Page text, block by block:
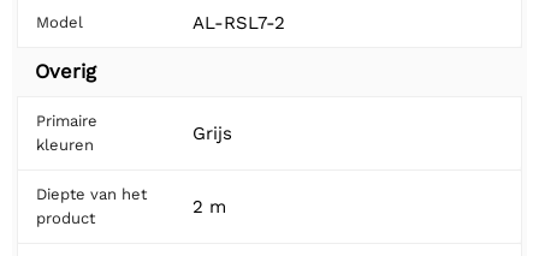
Model AL-RSL7-2
Overig
Primaire
kleuren
Grijs
Diepte van het
product
2 m